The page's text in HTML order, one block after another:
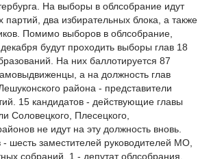
На выборы в облсобрание идут
партий, два избирательных блока, а также
Помимо выборов в облсобрание,
будут проходить выборы глав 18
На них баллотируется 87
а на должность глав
района - представители
15 кандидатов - действующие главы
Соловецкого, Плесецкого,
не идут на эту должность вновь.
шесть заместителей руководителей МО,
собраний, 1 - депутат облсобрания.